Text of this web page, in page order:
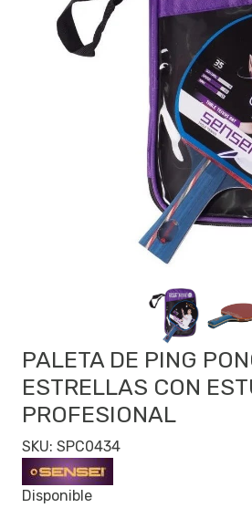
PALETA DE PING
ESTRELLAS CON
PROFESIONAL
SKU: SPC0434
Disponible